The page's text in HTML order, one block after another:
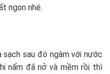
ngon nhé.
sau đó ngâm với nước
nấm đã nở và mềm rồi thì